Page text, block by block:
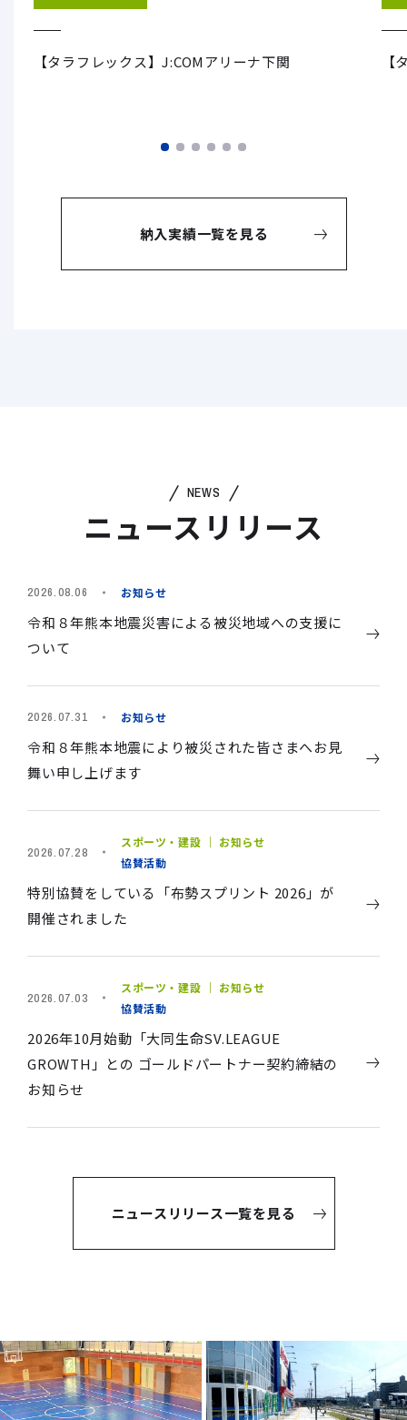
【タラフレックス】J:COMアリーナ下関
納入実績一覧を見る
NEWS
ニュースリリース
2026.08.06 お知らせ
令和８年熊本地震災害による被災地域への支援に
ついて
2026.07.31 お知らせ
令和８年熊本地震により被災された皆さまへお見
舞い申し上げます
2026.07.28
スポーツ・建設 ｜ お知らせ
協賛活動
特別協賛をしている「布勢スプリント 2026」が
開催されました
2026.07.03
スポーツ・建設 ｜ お知らせ
協賛活動
2026年10月始動「大同生命SV.LEAGUE
GROWTH」との ゴールドパートナー契約締結の
お知らせ
ニュースリリース一覧を見る